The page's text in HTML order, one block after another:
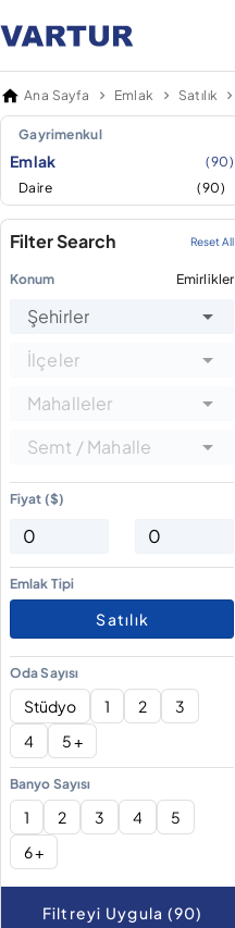
Ana Sayfa Emlak Satılık
Gayrimenkul
Emlak
(90)
Daire
(90)
Filter Search Reset All
Konum Emirlikler
Şehirler
İlçeler
Mahalleler
Semt / Mahalle
Fiyat ($)
Emlak Tipi
Satılık
Oda Sayısı
Stüdyo 1 2
3
4
5 +
Banyo Sayısı
1 2 3 4
5
6 +
Filtreyi Uygula (90)